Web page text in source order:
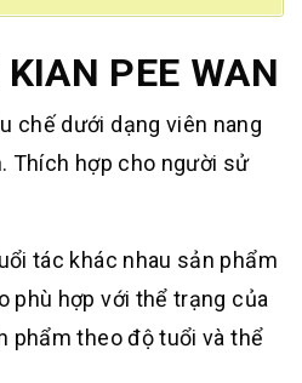
PEE WAN
chế dưới dạng viên nang
Thích hợp cho người sử
tác khác nhau sản phẩm
phù hợp với thể trạng của
phẩm theo độ tuổi và thể